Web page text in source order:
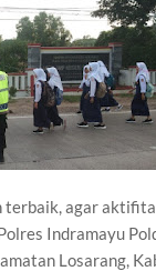
terbaik, agar
Indramayu
Losarang,